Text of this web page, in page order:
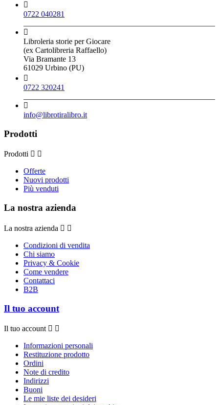

0722 040281

Libroleria storie per Giocare
(ex Cartolibreria Raffaello)
Via Bramante 13
61029 Urbino (PU)

0722 320241

info@librotiralibro.it
Prodotti
Prodotti  
Offerte
Nuovi prodotti
Più venduti
La nostra azienda
La nostra azienda  
Condizioni di vendita
Chi siamo
Privacy & Cookie
Come vendere
Contattaci
B2B
Il tuo account
Il tuo account  
Informazioni personali
Restituzione prodotto
Ordini
Note di credito
Indirizzi
Buoni
Le mie liste dei desideri